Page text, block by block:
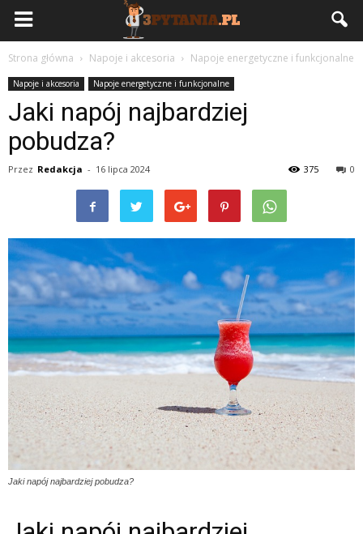
Strona główna Napoje i akcesoria Napoje energetyczne i funkcjonalne
Napoje i akcesoria Napoje energetyczne i funkcjonalne
Jaki napój najbardziej
pobudza?
Przez Redakcja - 16 lipca 2024 0
375
Jaki napój najbardziej pobudza?